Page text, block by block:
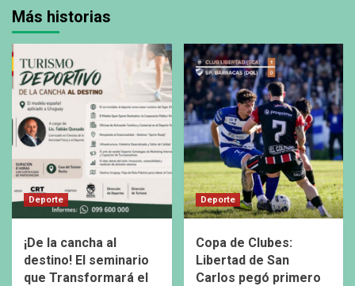
Más historias
Deporte
¡De la cancha al
destino! El seminario
que Transformará el
Deporte
Copa de Clubes:
Libertad de San
Carlos pegó primero